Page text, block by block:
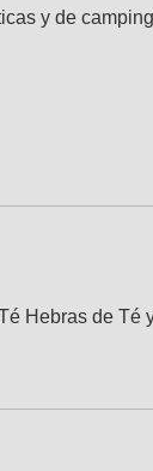
y de
Hebras de Té